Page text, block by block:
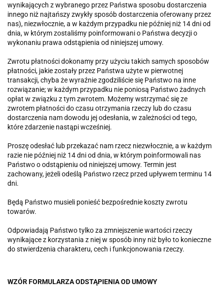
wynikających z wybranego przez Państwa sposobu dostarczenia
innego niż najtańszy zwykły sposób dostarczenia oferowany przez
nas), niezwłocznie, a w każdym przypadku nie później niż 14 dni od
dnia, w którym zostaliśmy poinformowani o Państwa decyzji o
wykonaniu prawa odstąpienia od niniejszej umowy.
Zwrotu płatności dokonamy przy użyciu takich samych sposobów
płatności, jakie zostały przez Państwa użyte w pierwotnej
transakcji, chyba że wyraźnie zgodziliście się Państwo na inne
rozwiązanie; w każdym przypadku nie poniosą Państwo żadnych
opłat w związku z tym zwrotem. Możemy wstrzymać się ze
zwrotem płatności do czasu otrzymania rzeczy lub do czasu
dostarczenia nam dowodu jej odesłania, w zależności od tego,
które zdarzenie nastąpi wcześniej.
Proszę odesłać lub przekazać nam rzecz niezwłocznie, a w każdym
razie nie później niż 14 dni od dnia, w którym poinformowali nas
Państwo o odstąpieniu od niniejszej umowy. Termin jest
zachowany, jeżeli odeślą Państwo rzecz przed upływem terminu 14
dni.
Będą Państwo musieli ponieść bezpośrednie koszty zwrotu
towarów.
Odpowiadają Państwo tylko za zmniejszenie wartości rzeczy
wynikające z korzystania z niej w sposób inny niż było to konieczne
do stwierdzenia charakteru, cech i funkcjonowania rzeczy.
WZÓR FORMULARZA ODSTĄPIENIA OD UMOWY